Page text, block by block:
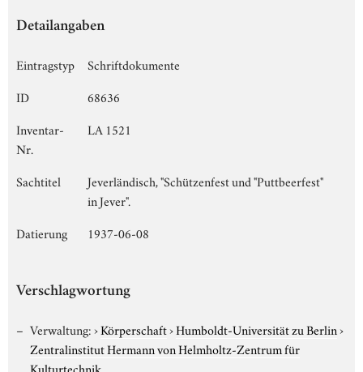
Detailangaben
Eintragstyp
Schriftdokumente
ID
68636
Inventar-
Nr.
LA 1521
Sachtitel
Jeverländisch, "Schützenfest und "Puttbeerfest"
in Jever".
Datierung
1937-06-08
Verschlagwortung
Verwaltung:›Körperschaft›Humboldt-Universität zu Berlin›
Zentralinstitut Hermann von Helmholtz-Zentrum für
Kulturtechnik